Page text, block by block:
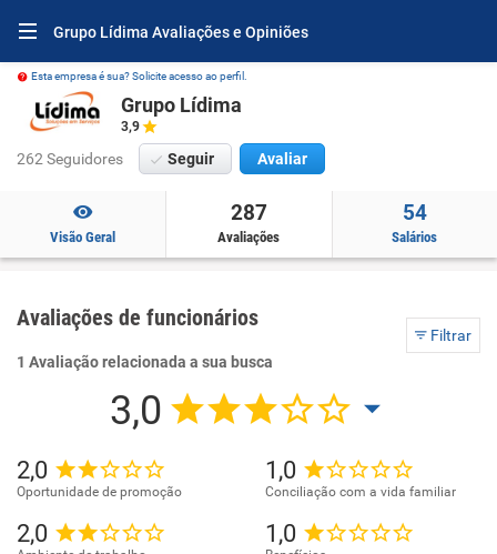
Grupo Lídima Avaliações e Opiniões
Esta empresa é sua? Solicite acesso ao perfil.
Grupo Lídima
3,9
262 Seguidores Seguir Avaliar
Visão Geral
287
Avaliações
54
Salários
Avaliações de funcionários
Filtrar
1 Avaliação relacionada a sua busca
3,0
2,0
Oportunidade de promoção
1,0
Conciliação com a vida familiar
2,0 1,0